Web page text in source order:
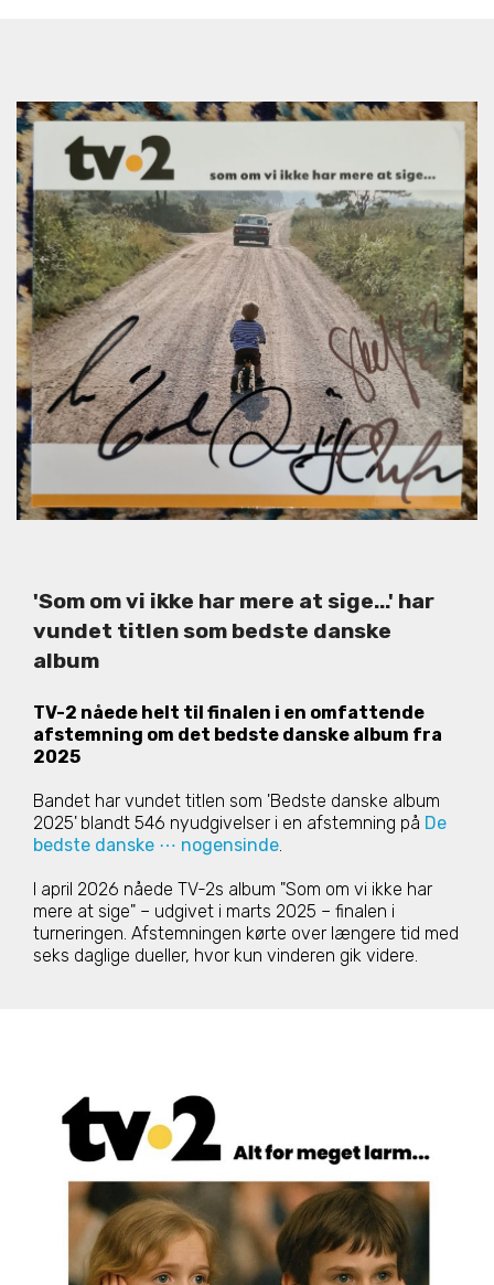
'Som om vi ikke har mere at sige...' har
vundet titlen som bedste danske
album
TV-2 nåede helt til finalen i en omfattende
afstemning om det bedste danske album fra
2025
Bandet har vundet titlen som 'Bedste danske album
2025' blandt 546 nyudgivelser i en afstemning på De
bedste danske ⋯ nogensinde
I april 2026 nåede TV-2s album "Som om vi ikke har
mere at sige" – udgivet i marts 2025 – finalen i
turneringen. Afstemningen kørte over længere tid med
seks daglige dueller, hvor kun vinderen gik videre.